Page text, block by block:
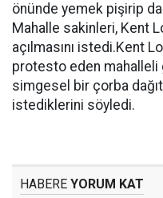
önünde yemek pişirip
Mahalle sakinleri, Kent
açılmasını istedi.Kent
protesto eden mahalleli
simgesel bir çorba
istediklerini söyledi.
HABERE YORUM KAT